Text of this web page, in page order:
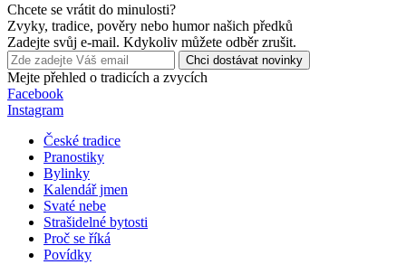
Chcete se vrátit do minulosti?
Zvyky, tradice, pověry nebo humor našich předků
Zadejte svůj e-mail. Kdykoliv můžete odběr zrušit.
Chci dostávat novinky
Mejte přehled o tradicích a zvycích
Facebook
Instagram
České tradice
Pranostiky
Bylinky
Kalendář jmen
Svaté nebe
Strašidelné bytosti
Proč se říká
Povídky